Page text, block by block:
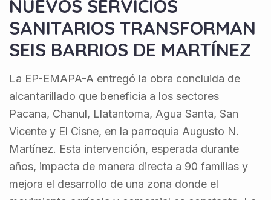
NUEVOS SERVICIOS
SANITARIOS TRANSFORMAN
SEIS BARRIOS DE MARTÍNEZ
La EP-EMAPA-A entregó la obra concluida de
alcantarillado que beneficia a los sectores
Pacana, Chanul, Llatantoma, Agua Santa, San
Vicente y El Cisne, en la parroquia Augusto N.
Martínez. Esta intervención, esperada durante
años, impacta de manera directa a 90 familias y
mejora el desarrollo de una zona donde el